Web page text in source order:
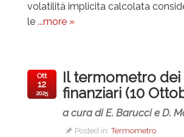
volatilità implicita calcolata
le ...more »
Il termometro
finanziari (10
a cura di E. Barucci e D.
Posted in:Termometro
Ott
12
2025